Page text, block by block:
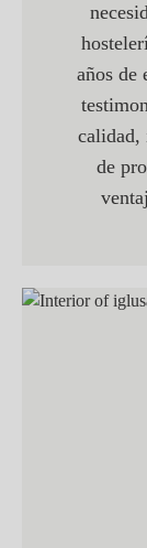
años de
calidad,
de